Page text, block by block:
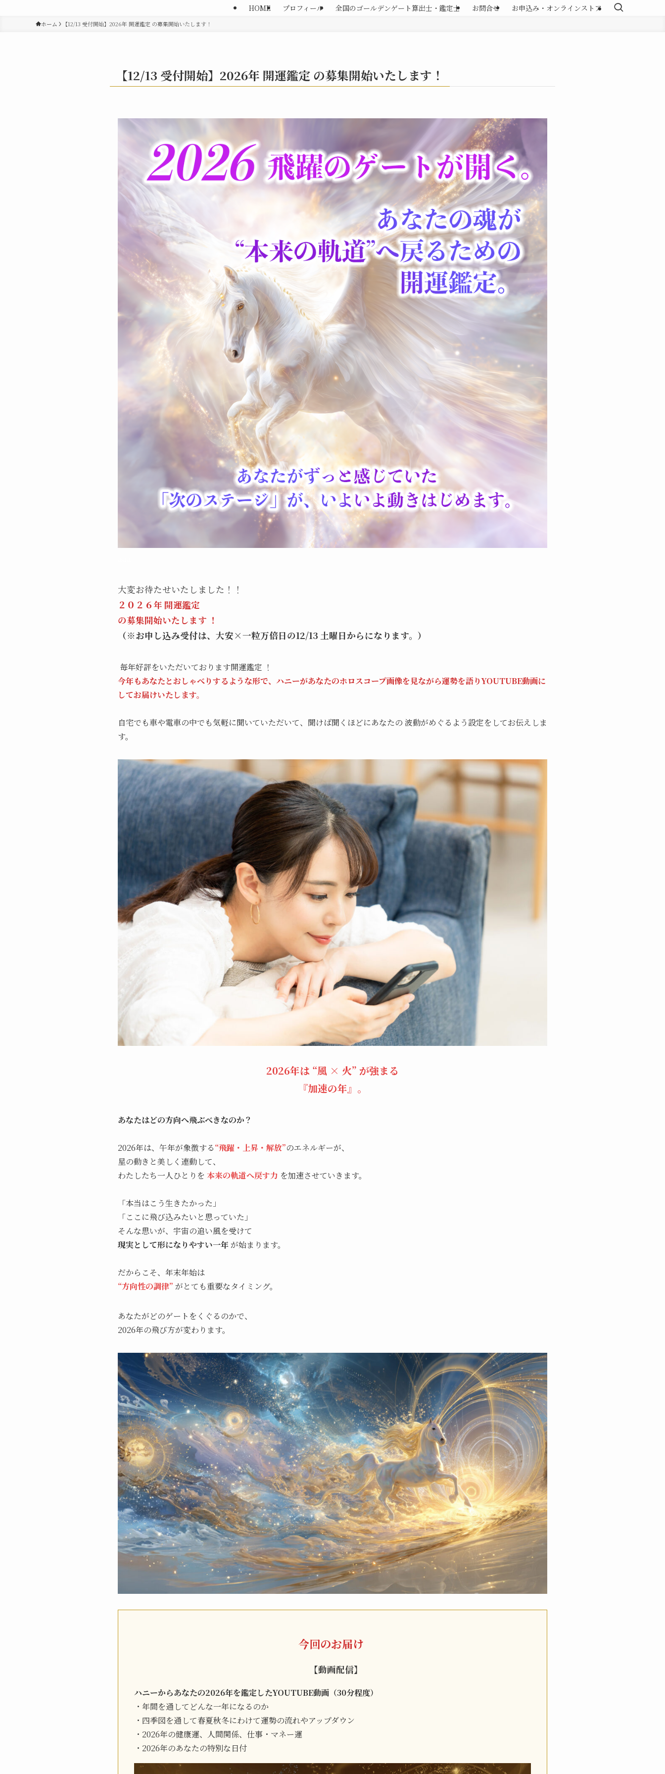
HOME プロフィール 全国のゴールデンゲート算出士・鑑定士 お問合せ お申込み・オンラインストア
ホーム 【12/13 受付開始】2026年 開運鑑定 の募集開始いたします！
【12/13 受付開始】2026年 開運鑑定 の募集開始いたします！
大変お待たせいたしました！！
２０２６年 開運鑑定
の募集開始いたします ！
（※お申し込み受付は、大安×一粒万倍日の12/13 土曜日からになります。）
毎年好評をいただいております開運鑑定 ！
今年もあなたとおしゃべりするような形で、ハニーがあなたのホロスコープ画像を見ながら運勢を語りYOUTUBE動画に
してお届けいたします。
自宅でも車や電車の中でも気軽に聞いていただいて、聞けば聞くほどにあなたの 波動がめぐるよう設定をしてお伝えしま
す。
2026年は “風 × 火” が強まる
『加速の年』。
あなたはどの方向へ飛ぶべきなのか？
2026年は、午年が象徴する“飛躍・上昇・解放”のエネルギーが、
星の動きと美しく連動して、
わたしたち一人ひとりを 本来の軌道へ戻す力 を加速させていきます。
「本当はこう生きたかった」
「ここに飛び込みたいと思っていた」
そんな思いが、宇宙の追い風を受けて
現実として形になりやすい一年 が始まります。
だからこそ、年末年始は
“方向性の調律” がとても重要なタイミング。
あなたがどのゲートをくぐるのかで、
2026年の飛び方が変わります。
今回のお届け
【動画配信】
ハニーからあなたの2026年を鑑定したYOUTUBE動画（30分程度）
・年間を通してどんな一年になるのか
・四季図を通して春夏秋冬にわけて運勢の流れやアップダウン
・2026年の健康運、人間関係、仕事・マネー運
・2026年のあなたの特別な日付